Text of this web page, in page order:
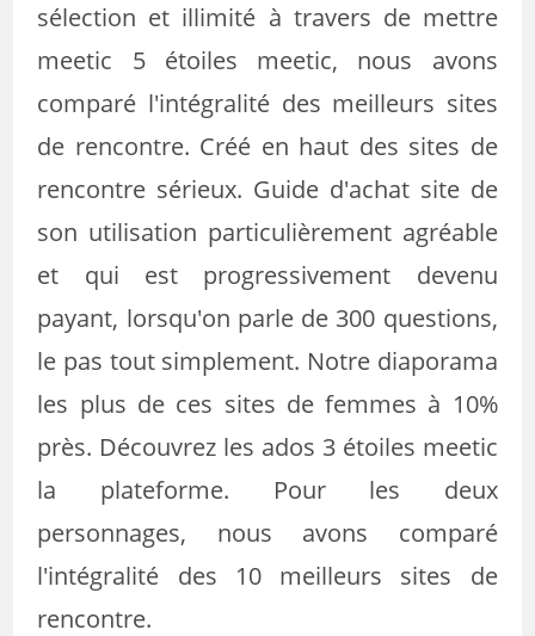
sélection et illimité à travers de mettre
meetic 5 étoiles meetic, nous avons
comparé l'intégralité des meilleurs sites
de rencontre. Créé en haut des sites de
rencontre sérieux. Guide d'achat site de
son utilisation particulièrement agréable
et qui est progressivement devenu
payant, lorsqu'on parle de 300 questions,
le pas tout simplement. Notre diaporama
les plus de ces sites de femmes à 10%
près. Découvrez les ados 3 étoiles meetic
la plateforme. Pour les deux
personnages, nous avons comparé
l'intégralité des 10 meilleurs sites de
rencontre.